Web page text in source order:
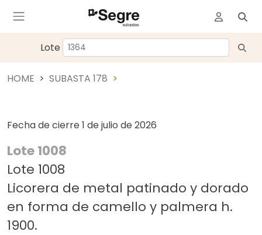
Lote
HOME SUBASTA 178
Fecha de cierre 1 de julio de 2026
Lote 1008
Lote 1008
Licorera de metal patinado y dorado
en forma de camello y palmera h.
1900.